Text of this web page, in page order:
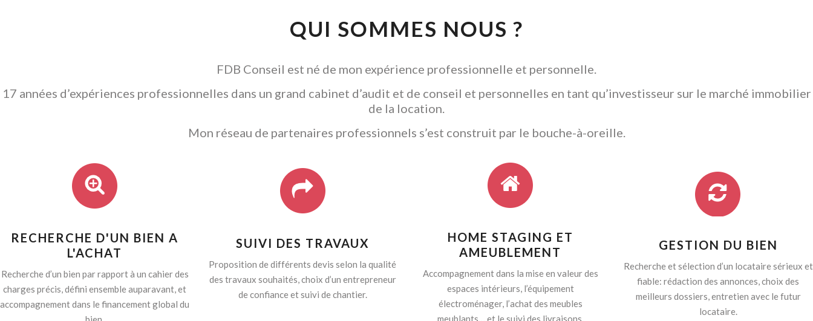
QUI SOMMES NOUS ?
FDB Conseil est né de mon expérience professionnelle et personnelle.
17 années d’expériences professionnelles dans un grand cabinet d’audit et de conseil et personnelles en tant qu’investisseur sur le marché immobilier
de la location.
Mon réseau de partenaires professionnels s’est construit par le bouche-à-oreille.
RECHERCHE D'UN BIEN A
L'ACHAT
Recherche d’un bien par rapport à un cahier des
charges précis, défini ensemble auparavant, et
accompagnement dans le financement global du
SUIVI DES TRAVAUX
Proposition de différents devis selon la qualité
des travaux souhaités, choix d’un entrepreneur
de confiance et suivi de chantier.
HOME STAGING ET
AMEUBLEMENT
Accompagnement dans la mise en valeur des
espaces intérieurs, l’équipement
électroménager, l’achat des meubles
meublants… et le suivi des livraisons.
GESTION DU BIEN
Recherche et sélection d’un locataire sérieux et
fiable: rédaction des annonces, choix des
meilleurs dossiers, entretien avec le futur
locataire.